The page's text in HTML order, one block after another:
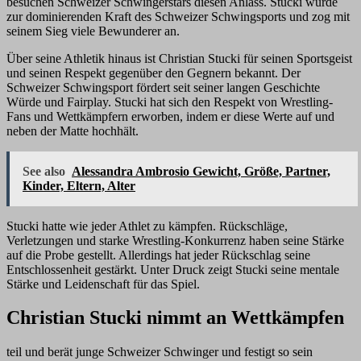
zur dominierenden Kraft des Schweizer Schwingsports und zog mit
seinem Sieg viele Bewunderer an.
Über seine Athletik hinaus ist Christian Stucki für seinen Sportsgeist
und seinen Respekt gegenüber den Gegnern bekannt. Der
Schweizer Schwingsport fördert seit seiner langen Geschichte
Würde und Fairplay. Stucki hat sich den Respekt von Wrestling-
Fans und Wettkämpfern erworben, indem er diese Werte auf und
neben der Matte hochhält.
See also Alessandra Ambrosio Gewicht, Größe, Partner,
Kinder, Eltern, Alter
Stucki hatte wie jeder Athlet zu kämpfen. Rückschläge,
Verletzungen und starke Wrestling-Konkurrenz haben seine Stärke
auf die Probe gestellt. Allerdings hat jeder Rückschlag seine
Entschlossenheit gestärkt. Unter Druck zeigt Stucki seine mentale
Stärke und Leidenschaft für das Spiel.
Christian Stucki nimmt an Wettkämpfen
teil und berät junge Schweizer Schwinger und festigt so sein